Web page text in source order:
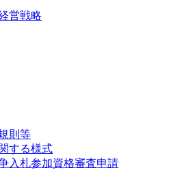
営戦略
則等
する様式
入札参加資格審査申請